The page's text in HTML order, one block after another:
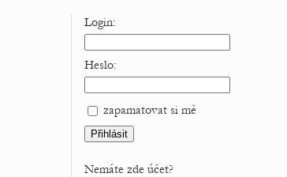
Login:
Heslo:
zapamatovat si mě
Nemáte zde účet?